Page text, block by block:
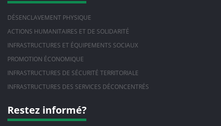
DÉSENCLAVEMENT PHYSIQUE
ACTIONS HUMANITAIRES ET DE SOLIDARITÉ
INFRASTRUCTURES ET ÉQUIPEMENTS SOCIAUX
PROMOTION ÉCONOMIQUE
INFRASTRUCTURES DE SÉCURITÉ TERRITORIALE
INFRASTRUCTURES DES SERVICES DÉCONCENTRÉS
Restez informé?